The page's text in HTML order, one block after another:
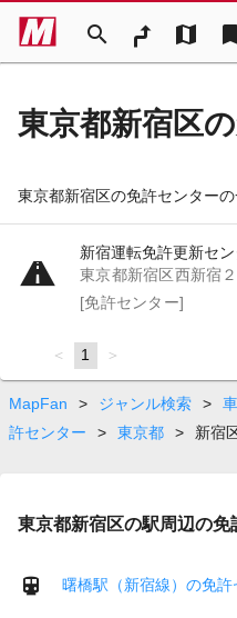
search map bookmark
東京都新宿区
東京都新宿区の免許センターの
新宿運転免許更新セ
東京都新宿区西新宿
[免許センター]
page
You're
on
page
1 page
MapFan > ジャンル検索 >
許センター
> 東京都 > 新宿
東京都新宿区の駅周辺の免
曙橋駅（新宿線）の免許